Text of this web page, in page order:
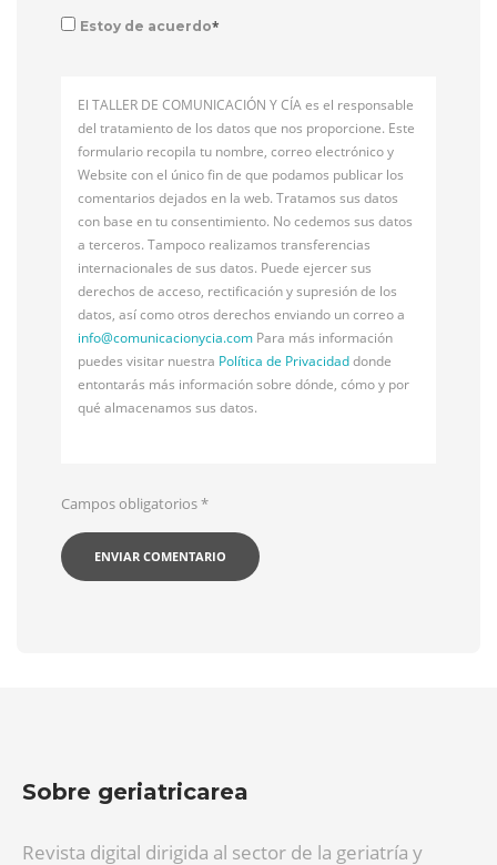
Estoy de acuerdo*
El TALLER DE COMUNICACIÓN Y CÍA es el responsable
del tratamiento de los datos que nos proporcione. Este
formulario recopila tu nombre, correo electrónico y
Website con el único fin de que podamos publicar los
comentarios dejados en la web. Tratamos sus datos
con base en tu consentimiento. No cedemos sus datos
a terceros. Tampoco realizamos transferencias
internacionales de sus datos. Puede ejercer sus
derechos de acceso, rectificación y supresión de los
datos, así como otros derechos enviando un correo a
info@comunicacionycia.com Para más información
puedes visitar nuestra Política de Privacidaddonde
entontarás más información sobre dónde, cómo y por
qué almacenamos sus datos.
Campos obligatorios*
Sobre geriatricarea
Revista digital dirigida al sector de la geriatría y